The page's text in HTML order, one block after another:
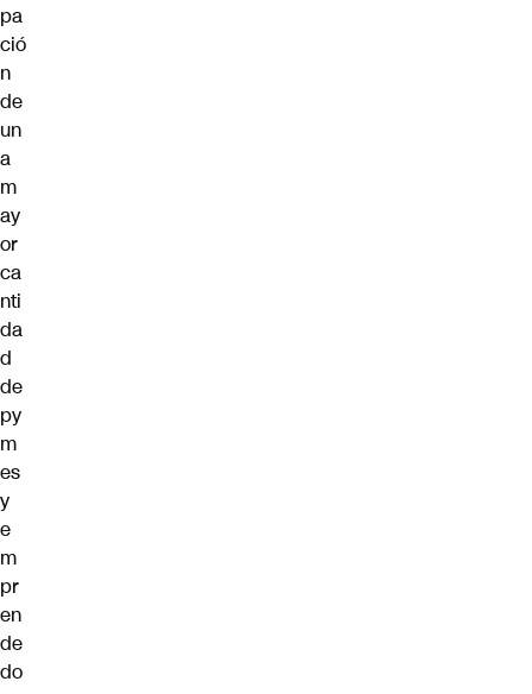
pa
ció
n
de
un
a
m
ay
or
ca
nti
da
d
de
py
m
es
y
e
m
pr
en
de
do